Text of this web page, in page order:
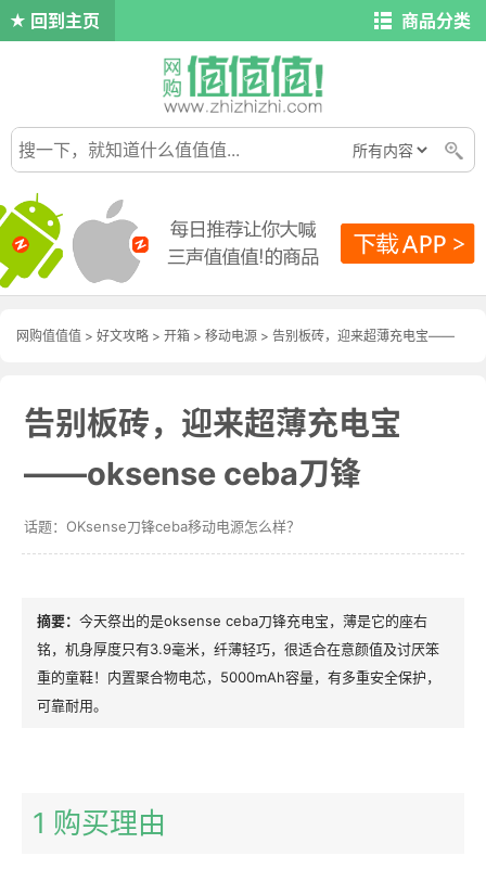
回到主页 商品分类
网购值值值 > 好文攻略 > 开箱 > 移动电源 > 告别板砖，迎来超薄充电宝——
告别板砖，迎来超薄充电宝
——oksense ceba刀锋
OKsense刀锋ceba移动电源怎么样？
今天祭出的是oksense ceba刀锋充电宝，薄是它的座右
铭，机身厚度只有3.9毫米，纤薄轻巧，很适合在意颜值及讨厌笨
重的童鞋！内置聚合物电芯，5000mAh容量，有多重安全保护，
可靠耐用。
1 购买理由